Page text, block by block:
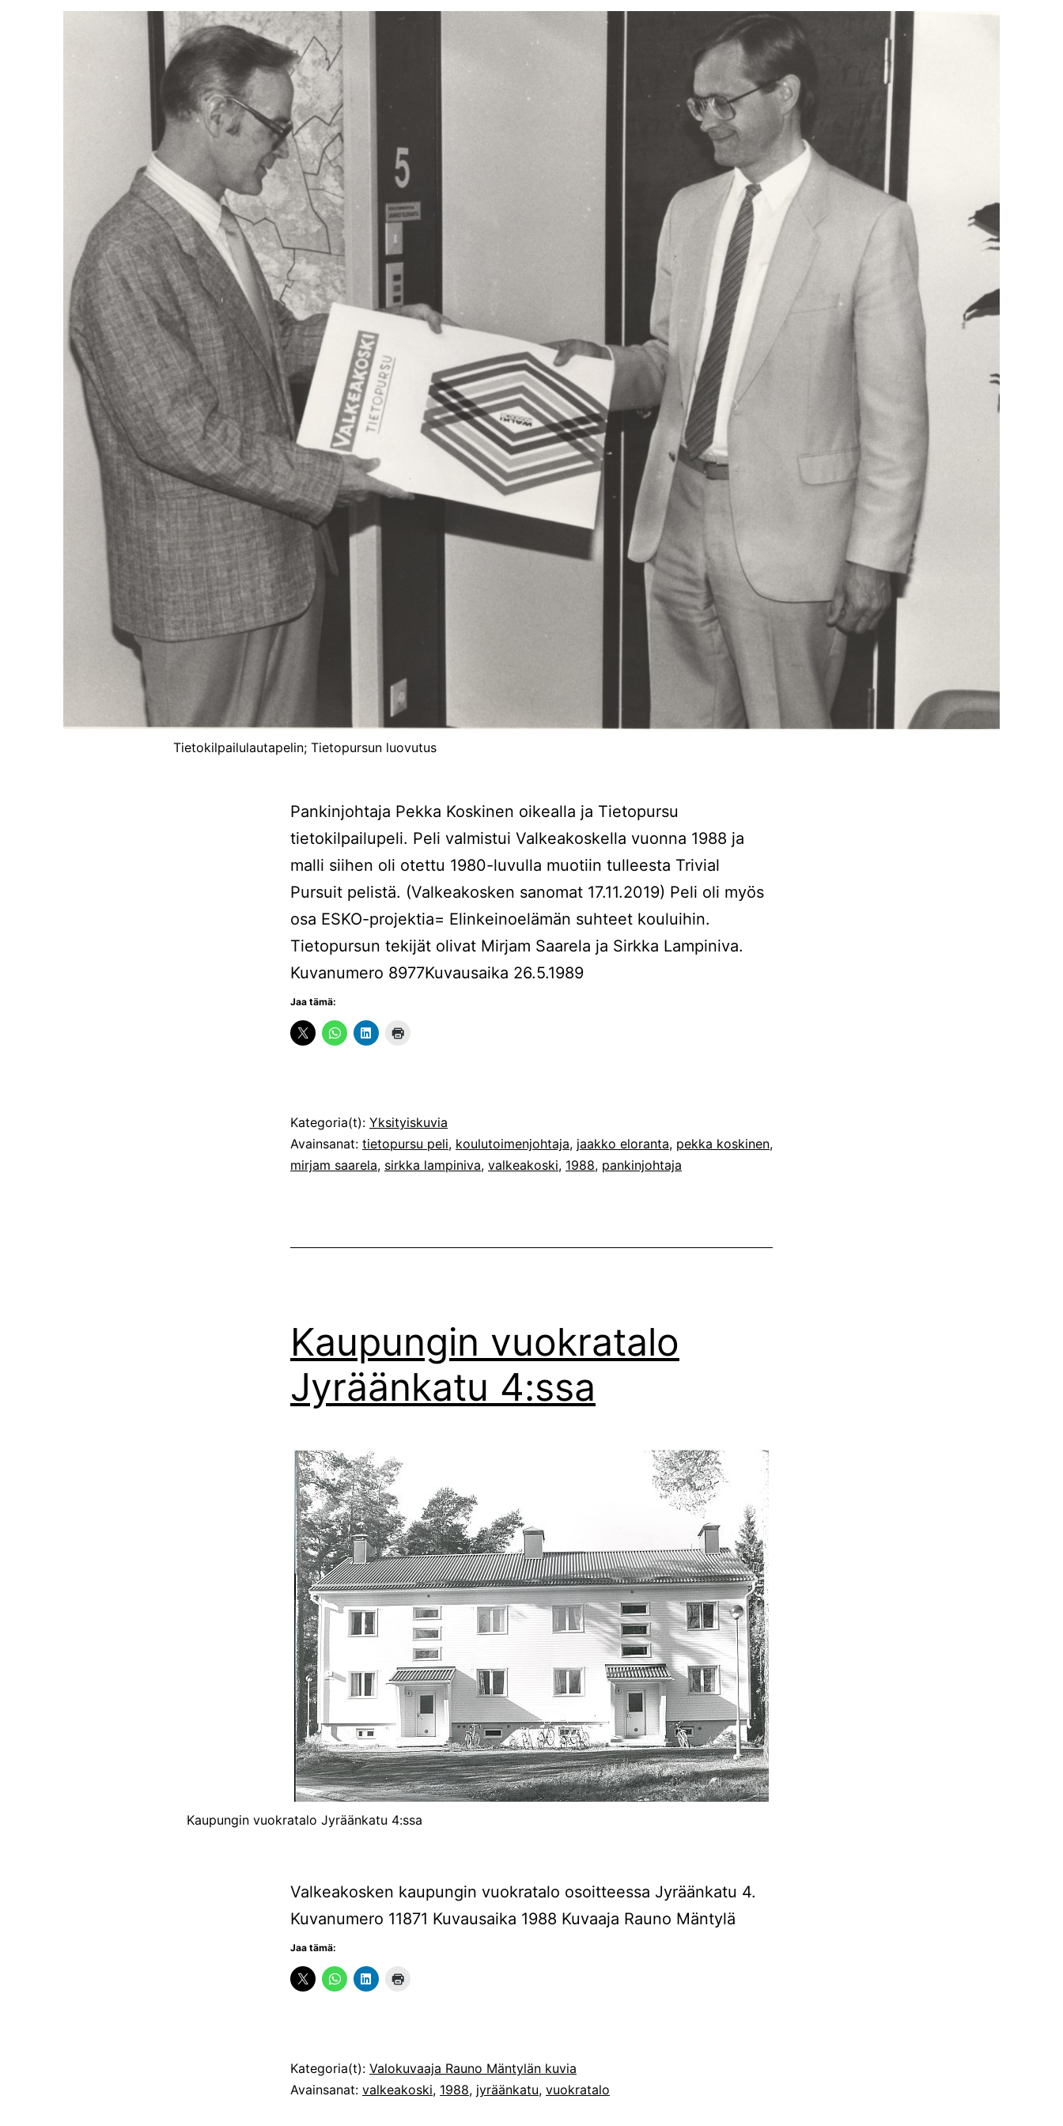
Tietokilpailulautapelin; Tietopursun luovutus
Pankinjohtaja Pekka Koskinen oikealla ja Tietopursu
tietokilpailupeli. Peli valmistui Valkeakoskella vuonna 1988 ja
malli siihen oli otettu 1980-luvulla muotiin tulleesta Trivial
Pursuit pelistä. (Valkeakosken sanomat 17.11.2019) Peli oli myös
osa ESKO-projektia= Elinkeinoelämän suhteet kouluihin.
Tietopursun tekijät olivat Mirjam Saarela ja Sirkka Lampiniva.
Kuvanumero 8977Kuvausaika 26.5.1989
Jaa tämä:
Julkaistu
Kategoria(t): Yksityiskuvia
Avainsanat: tietopursu peli, koulutoimenjohtaja, jaakko eloranta, pekka koskinen,
mirjam saarela, sirkka lampiniva, valkeakoski, 1988, pankinjohtaja
Kaupungin vuokratalo
Jyräänkatu 4:ssa
Kaupungin vuokratalo Jyräänkatu 4:ssa
Valkeakosken kaupungin vuokratalo osoitteessa Jyräänkatu 4.
Kuvanumero 11871 Kuvausaika 1988 Kuvaaja Rauno Mäntylä
Jaa tämä:
Julkaistu
Kategoria(t): Valokuvaaja Rauno Mäntylän kuvia
Avainsanat: valkeakoski, 1988, jyräänkatu, vuokratalo